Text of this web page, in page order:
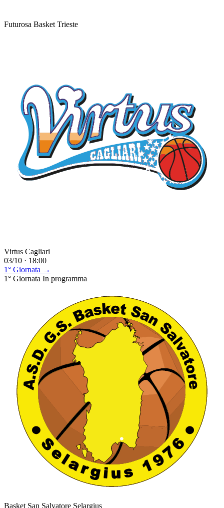
Futurosa Basket Trieste
Virtus Cagliari
03/10 · 18:00
1° Giornata →
1° Giornata In programma
Basket San Salvatore Selargius